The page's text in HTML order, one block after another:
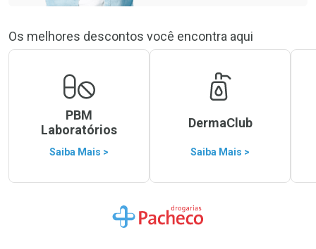
Os melhores descontos você encontra aqui
PBM
Laboratórios
Saiba Mais >
DermaClub
Saiba Mais >
Ir para a Home